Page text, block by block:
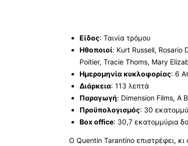
Είδος: Ταινία τρόμου
Ηθοποιοί: Kurt Russell, Rosario
Poitier, Tracie Thoms, Mary
Ημερομηνία κυκλοφορίας: 6
Διάρκεια: 113 λεπτά
Παραγωγή: Dimension Films, A
Προϋπολογισμός: 30
Box office: 30,7 εκατομμύρια
O Quentin Tarantino επιστρέφει,